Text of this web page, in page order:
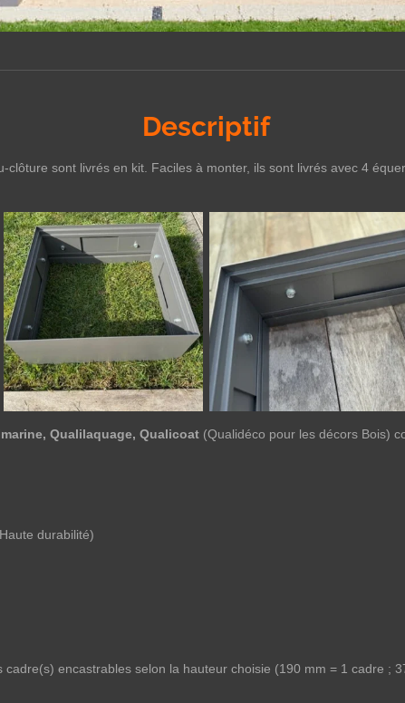
Descriptif
clôture sont livrés en kit. Faciles à monter, ils sont livrés avec 4
Qualilaquage, Qualicoat (Qualidéco pour les décors Bois)
durabilité)
encastrables selon la hauteur choisie (190 mm = 1 cadre ;